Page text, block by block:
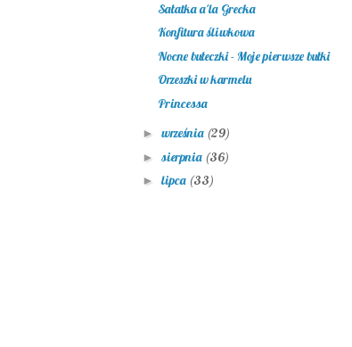
Sałatka a'la Grecka
Konfitura śliwkowa
Nocne bułeczki - Moje pierwsze bułki
Orzeszki w karmelu
Princessa
► września (29)
► sierpnia (36)
► lipca (33)